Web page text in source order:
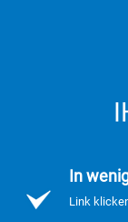
In
Link